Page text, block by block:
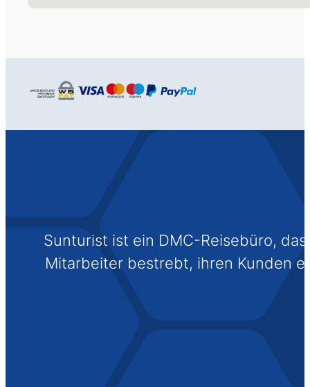
Sunturist ist ein DMC-Reisebüro,
Mitarbeiter bestrebt, ihren Kunden